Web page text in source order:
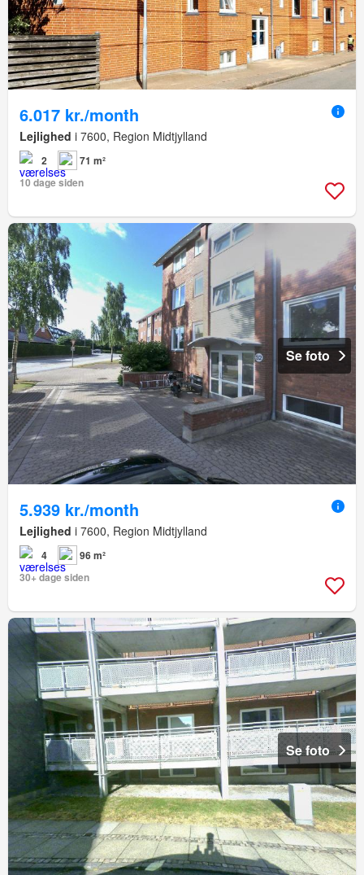
6.017 kr./month
Lejlighed i 7600, Region Midtjylland
2
71 m²
10 dage siden
Se foto
5.939 kr./month
Lejlighed i 7600, Region Midtjylland
4
96 m²
30+ dage siden
Se foto